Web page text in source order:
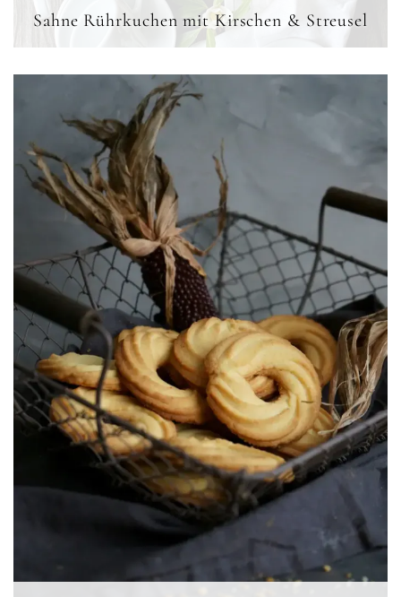
Sahne Rührkuchen mit Kirschen & Streusel